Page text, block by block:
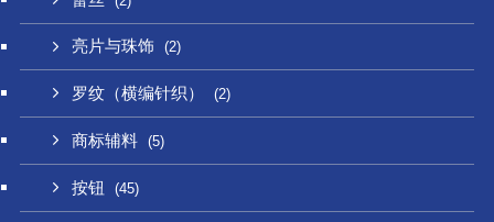
亮片与珠饰 (2)
罗纹（横编针织） (2)
商标辅料 (5)
按钮 (45)